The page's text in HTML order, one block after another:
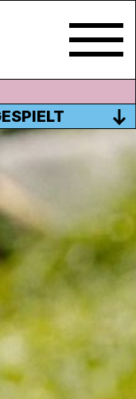
1989 junge
aus dem
gerne weiter!
reisen
den Sommer
Freundschaft,